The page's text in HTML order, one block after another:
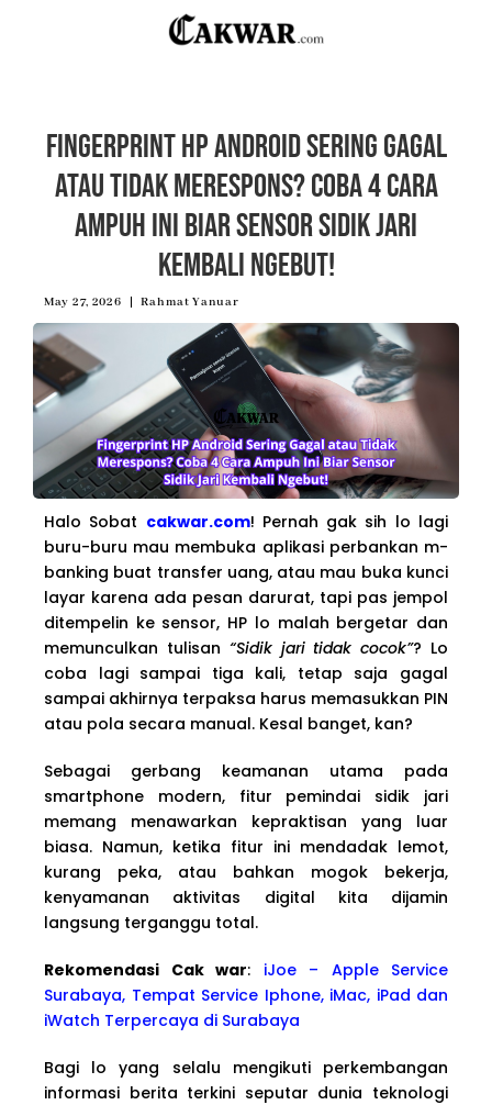
Fingerprint HP Android Sering Gagal
atau Tidak Merespons? Coba 4 Cara
Ampuh Ini Biar Sensor Sidik Jari
Kembali Ngebut!
May 27, 2026 Rahmat Yanuar
Halo Sobat cakwar.com! Pernah gak sih lo lagi
buru-buru mau membuka aplikasi perbankan m-
banking buat transfer uang, atau mau buka kunci
layar karena ada pesan darurat, tapi pas jempol
ditempelin ke sensor, HP lo malah bergetar dan
memunculkan tulisan “Sidik jari tidak cocok”? Lo
coba lagi sampai tiga kali, tetap saja gagal
sampai akhirnya terpaksa harus memasukkan PIN
atau pola secara manual. Kesal banget, kan?
Sebagai gerbang keamanan utama pada
smartphone modern, fitur pemindai sidik jari
memang menawarkan kepraktisan yang luar
biasa. Namun, ketika fitur ini mendadak lemot,
kurang peka, atau bahkan mogok bekerja,
kenyamanan aktivitas digital kita dijamin
langsung terganggu total.
Rekomendasi Cak war: iJoe – Apple Service
Surabaya, Tempat Service Iphone, iMac, iPad dan
iWatch Terpercaya di Surabaya
Bagi lo yang selalu mengikuti perkembangan
informasi berita terkini seputar dunia teknologi